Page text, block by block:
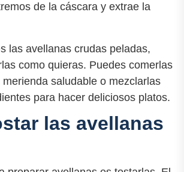
de la cáscara y extrae la
las avellanas crudas peladas,
como quieras. Puedes comerlas
saludable o mezclarlas
para hacer deliciosos platos.
las avellanas